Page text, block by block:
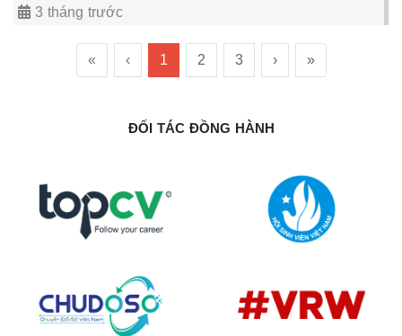
3 tháng trước
« ‹ 1 2 3 › »
ĐỐI TÁC ĐỒNG HÀNH